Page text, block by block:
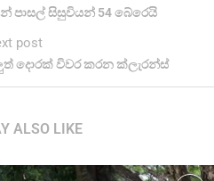
පාසල් සිසුවියන් 54 බේරෙයි
post
දොරක් විවර කරන ක්ලැරන්ස්
ALSO LIKE